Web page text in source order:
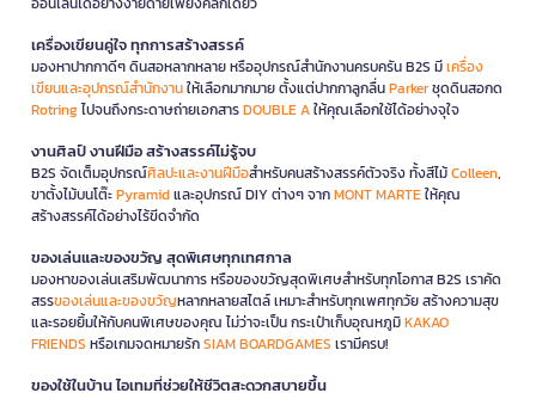
เครื่องเขียนคู่ใจ ทุกการสร้างสรรค์
มองหาปากกาดีๆ ดินสอหลากหลาย หรืออุปกรณ์สำนักงานครบครัน B2S มีเครื่อง
เขียนและอุปกรณ์สำนักงานให้เลือกมากมาย ตั้งแต่ปากกาลูกลื่นParkerชุดดินสอกด
Rotringไปจนถึงกระดาษถ่ายเอกสารDOUBLE Aให้คุณเลือกใช้ได้อย่างจุใจ
งานศิลป์ งานฝีมือ สร้างสรรค์ไม่รู้จบ
B2S จัดเต็มอุปกรณ์ศิลปะและงานฝีมือสำหรับคนสร้างสรรค์ตัวจริง ทั้งสีไม้Colleen,
ขาตั้งไม้บนโต๊ะPyramidและอุปกรณ์ DIY ต่างๆ จากMONT MARTEให้คุณ
สร้างสรรค์ได้อย่างไร้ขีดจำกัด
ของเล่นและของขวัญ สุดพิเศษทุกเทศกาล
มองหาของเล่นเสริมพัฒนาการ หรือของขวัญสุดพิเศษสำหรับทุกโอกาส B2S เราคัด
สรรของเล่นและของขวัญหลากหลายสไตล์ เหมาะสำหรับทุกเพศทุกวัย สร้างความสุข
และรอยยิ้มให้กับคนพิเศษของคุณ ไม่ว่าจะเป็น กระเป๋าเก็บอุณหภูมิKAKAO
FRIENDS หรือเกมจดหมายรักSIAM BOARDGAMES เรามีครบ!
ของใช้ในบ้าน ไอเทมที่ช่วยให้ชีวิตสะดวกสบายขึ้น